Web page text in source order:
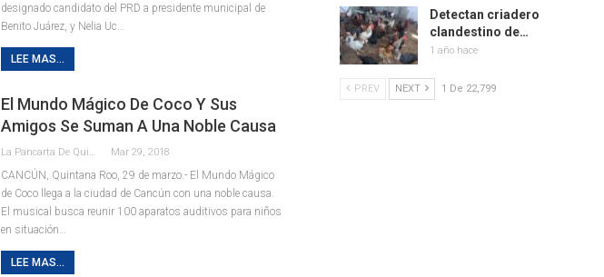
designado candidato del PRD a presidente municipal de
Benito Juárez, y Nelia Uc…
LEE MAS...
El Mundo Mágico De Coco Y Sus
Amigos Se Suman A Una Noble Causa
Mar 29, 2018
CANCÚN, Quintana Roo, 29 de marzo.- El Mundo Mágico
de Coco llega a la ciudad de Cancún con una noble causa.
El musical busca reunir 100 aparatos auditivos para niños
en situación…
LEE MAS...
Detectan criadero
clandestino de…
1 año hace
PREV NEXT 1 De 22,799